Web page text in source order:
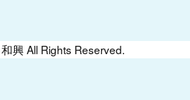
和興All Rights Reserved.